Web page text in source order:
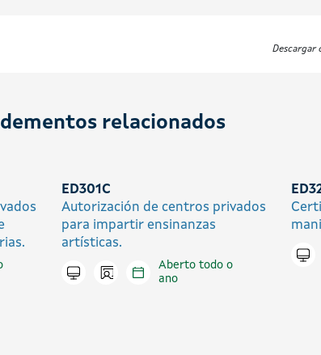
Descargar
relacionados
ED301C
Autorización de centros privados
para impartir ensinanzas
artísticas.
Tramitar en liña
Icono presencial
Aberto todo o
ano